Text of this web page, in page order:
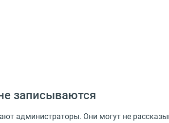
записываются
администраторы. Они могут не